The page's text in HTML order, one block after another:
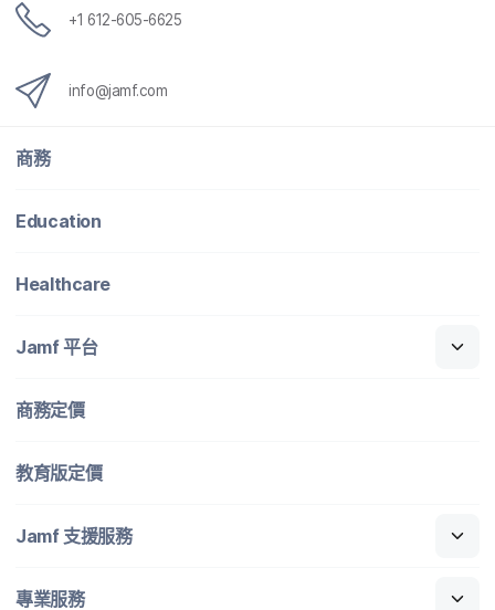
+1 612-605-6625
info@jamf.com
商務
Education
Healthcare
Jamf平​台
商務定​價
教育版定​價
Jamf 支援​服務
專業​服務